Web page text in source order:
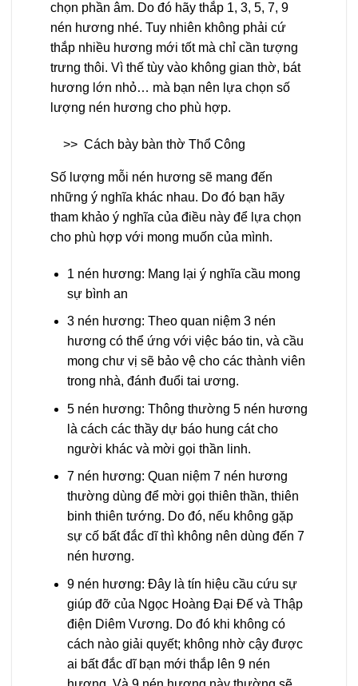
chọn phần âm. Do đó hãy thắp 1, 3, 5, 7, 9
nén hương nhé. Tuy nhiên không phải cứ
thắp nhiều hương mới tốt mà chỉ cần tượng
trưng thôi. Vì thế tùy vào không gian thờ, bát
hương lớn nhỏ… mà bạn nên lựa chọn số
lượng nén hương cho phù hợp.
>> Cách bày bàn thờ Thổ Công
Số lượng mỗi nén hương sẽ mang đến
những ý nghĩa khác nhau. Do đó bạn hãy
tham khảo ý nghĩa của điều này để lựa chọn
cho phù hợp với mong muốn của mình.
1 nén hương: Mang lại ý nghĩa cầu mong
sự bình an
3 nén hương: Theo quan niệm 3 nén
hương có thể ứng với việc báo tin, và cầu
mong chư vị sẽ bảo vệ cho các thành viên
trong nhà, đánh đuổi tai ương.
5 nén hương: Thông thường 5 nén hương
là cách các thầy dự báo hung cát cho
người khác và mời gọi thần linh.
7 nén hương: Quan niệm 7 nén hương
thường dùng để mời gọi thiên thần, thiên
binh thiên tướng. Do đó, nếu không gặp
sự cố bất đắc dĩ thì không nên dùng đến 7
nén hương.
9 nén hương: Đây là tín hiệu cầu cứu sự
giúp đỡ của Ngọc Hoàng Đại Đế và Thập
điện Diêm Vương. Do đó khi không có
cách nào giải quyết; không nhờ cậy được
ai bất đắc dĩ bạn mới thắp lên 9 nén